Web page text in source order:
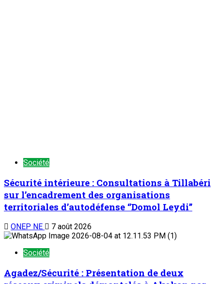
Société
Sécurité intérieure : Consultations à Tillabéri
sur l’encadrement des organisations
territoriales d’autodéfense ‘’Domol Leydi’’
ONEP NE 7 août 2026
Société
Agadez/Sécurité : Présentation de deux